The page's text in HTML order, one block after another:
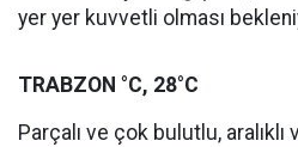
yer yer kuvvetli olması
TRABZON °C, 28°C
Parçalı ve çok bulutlu,